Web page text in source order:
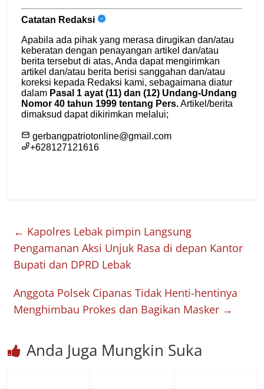
← Kapolres Lebak pimpin Langsung
Pengamanan Aksi Unjuk Rasa di depan Kantor
Bupati dan DPRD Lebak
Anggota Polsek Cipanas Tidak Henti-hentinya
Menghimbau Prokes dan Bagikan Masker →
Anda Juga Mungkin Suka